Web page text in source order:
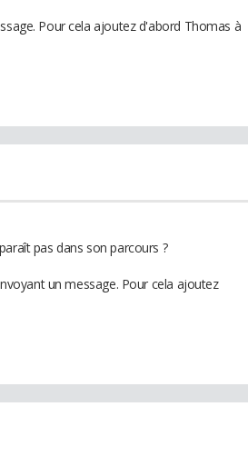
Pour cela ajoutez d'abord Thomas à
pas dans son parcours ?
un message. Pour cela ajoutez